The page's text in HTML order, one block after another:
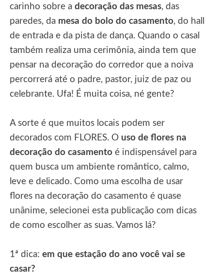
carinho sobre a decoração das mesas, das
paredes, da mesa do bolo do casamento, do hall
de entrada e da pista de dança. Quando o casal
também realiza uma cerimônia, ainda tem que
pensar na decoração do corredor que a noiva
percorrerá até o padre, pastor, juiz de paz ou
celebrante. Ufa! É muita coisa, né gente?
A sorte é que muitos locais podem ser
decorados com FLORES. O uso de flores na
decoração do casamento é indispensável para
quem busca um ambiente romântico, calmo,
leve e delicado. Como uma escolha de usar
flores na decoração do casamento é quase
unânime, selecionei esta publicação com dicas
de como escolher as suas. Vamos lá?
1ª dica: em que estação do ano você vai se
casar?